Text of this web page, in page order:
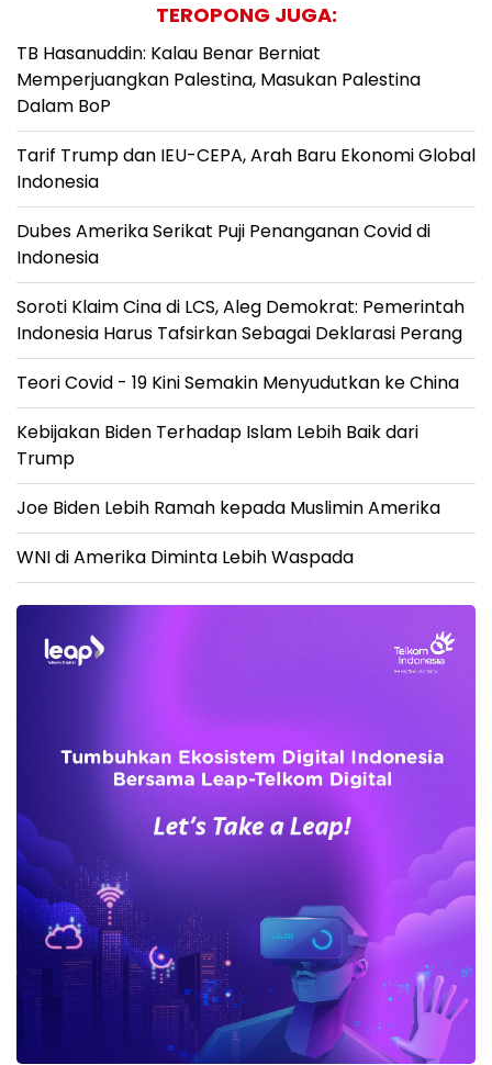
TEROPONG JUGA:
TB Hasanuddin: Kalau Benar Berniat
Memperjuangkan Palestina, Masukan Palestina
Dalam BoP
Tarif Trump dan IEU-CEPA, Arah Baru Ekonomi Global
Indonesia
Dubes Amerika Serikat Puji Penanganan Covid di
Indonesia
Soroti Klaim Cina di LCS, Aleg Demokrat: Pemerintah
Indonesia Harus Tafsirkan Sebagai Deklarasi Perang
Teori Covid - 19 Kini Semakin Menyudutkan ke China
Kebijakan Biden Terhadap Islam Lebih Baik dari
Trump
Joe Biden Lebih Ramah kepada Muslimin Amerika
WNI di Amerika Diminta Lebih Waspada